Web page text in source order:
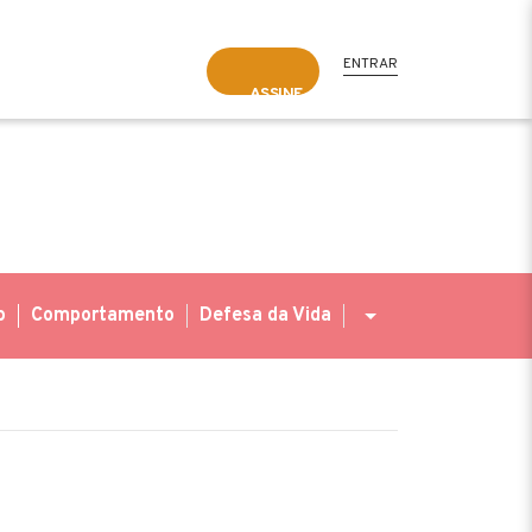
ASSINE
ENTRAR
Comportamento Defesa da Vida